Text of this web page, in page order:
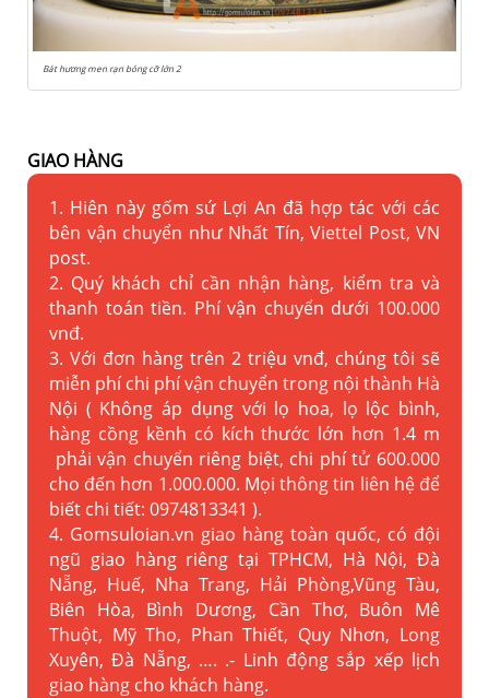
Bát hương men rạn bóng cỡ lớn 2
GIAO HÀNG
1. Hiên này gốm sứ Lợi An đã hợp tác với các
bên vận chuyển như Nhất Tín, Viettel Post, VN
post.
2. Quý khách chỉ cần nhận hàng, kiểm tra và
thanh toán tiền. Phí vận chuyển dưới 100.000
vnđ.
3. Với đơn hàng trên 2 triệu vnđ, chúng tôi sẽ
miễn phí chi phí vận chuyển trong nội thành Hà
Nội ( Không áp dụng với lọ hoa, lọ lộc bình,
hàng cồng kềnh có kích thước lớn hơn 1.4 m
phải vận chuyển riêng biệt, chi phí tử 600.000
cho đến hơn 1.000.000. Mọi thông tin liên hệ để
biết chi tiết: 0974813341 ).
4. Gomsuloian.vn giao hàng toàn quốc, có đội
ngũ giao hàng riêng tại TPHCM, Hà Nội, Đà
Nẵng, Huế, Nha Trang, Hải Phòng,Vũng Tàu,
Biên Hòa, Bình Dương, Cần Thơ, Buôn Mê
Thuột, Mỹ Tho, Phan Thiết, Quy Nhơn, Long
Xuyên, Đà Nẵng, …. .- Linh động sắp xếp lịch
giao hàng cho khách hàng.